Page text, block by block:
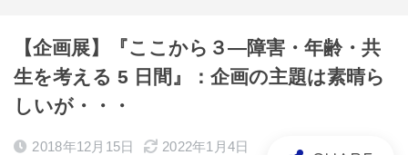
【企画展】『ここから３―障害・年齢・共
生を考える 5 日間』：企画の主題は素晴ら
しいが・・・
2018年12月15日 2022年1月4日